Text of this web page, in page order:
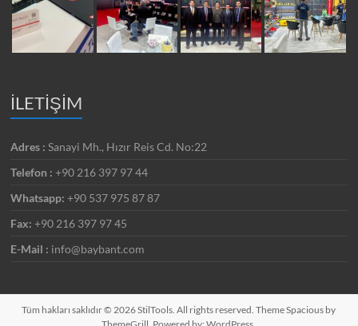
İLETİŞİM
Adres :Sanayi Mh., Hızır Reis Cd. No:22
Telefon : +90 216 397 97 44
Whatsapp: +90 537 975 87 87
Fax: +90 216 397 97 45
E-Mail : info@baybant.com
Tüm hakları saklıdır © 2026StilTools . All rights reserved. ThemeSpacious by